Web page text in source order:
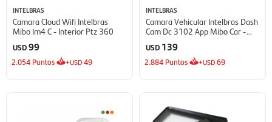
INTELBRAS
Camara Cloud Wifi Intelbras
Mibo Im4 C - Interior Ptz 360
USD99
2.054 Puntos +USD49
INTELBRAS
Camara Vehicular Intelbras Dash
Cam Dc 3102 App Mibo Car -
USD 139
2.884 Puntos +USD69